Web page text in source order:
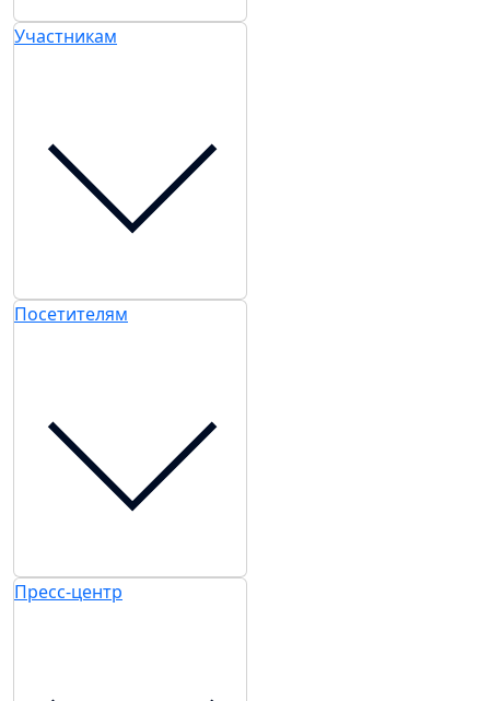
Участникам
Посетителям
Пресс-центр